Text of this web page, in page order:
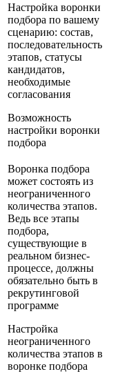
Настройка воронки
подбора по вашему
сценарию: состав,
последовательность
этапов, статусы
кандидатов,
необходимые
согласования
Возможность
настройки воронки
подбора
Воронка подбора
может состоять из
неограниченного
количества этапов.
Ведь все этапы
подбора,
существующие в
реальном бизнес-
процессе, должны
обязательно быть в
рекрутинговой
программе
Настройка
неограниченного
количества этапов в
воронке подбора